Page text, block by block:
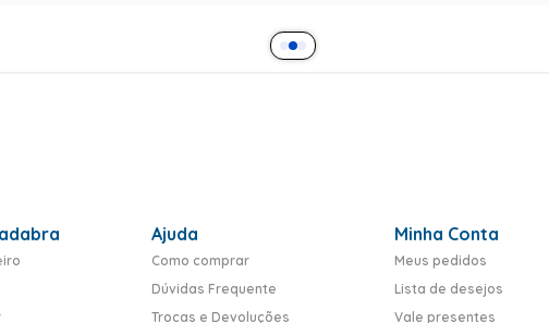
Ajuda
Como comprar
Dúvidas Frequente
Trocas e Devoluções
Minha Conta
Meus pedidos
Lista de desejos
Vale presentes